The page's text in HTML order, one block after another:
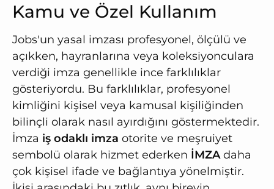
Kamu ve Özel Kullanım
Jobs'un yasal imzası profesyonel, ölçülü ve
açıkken, hayranlarına veya koleksiyonculara
verdiği imza genellikle ince farklılıklar
gösteriyordu. Bu farklılıklar, profesyonel
kimliğini kişisel veya kamusal kişiliğinden
bilinçli olarak nasıl ayırdığını göstermektedir.
İmza iş odaklı imza otorite ve meşruiyet
sembolü olarak hizmet ederken İMZAdaha
çok kişisel ifade ve bağlantıya yönelmiştir.